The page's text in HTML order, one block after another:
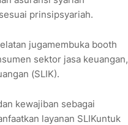
prinsipsyariah.
jugamembuka booth
sektor jasa keuangan,
(SLIK).
kewajiban sebagai
layanan SLIKuntuk